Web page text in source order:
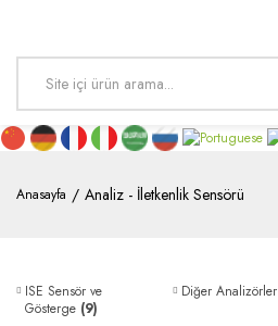
Anasayfa Analiz - İletkenlik Sensörü
ISE Sensör ve
Gösterge (9)
Diğer Analizörler